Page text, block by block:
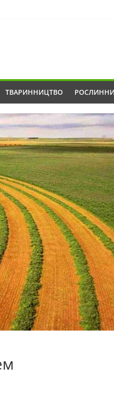
ТВАРИННИЦТВО